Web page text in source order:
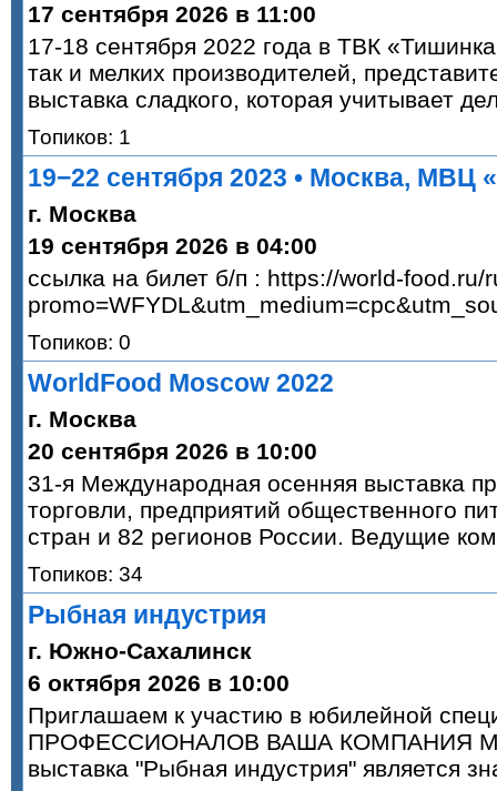
17 сентября 2026 в 11:00
17-18 сентября 2022 года в ТВК
так и мелких производителей,
выставка сладкого, которая учитывает
Топиков: 1
19−22 сентября 2023 • Москва, МВЦ
г. Москва
19 сентября 2026 в 04:00
ссылка на билет б/п : https://world-
Топиков: 0
WorldFood Moscow 2022
г. Москва
20 сентября 2026 в 10:00
31-я Международная осенняя выставка
торговли, предприятий общественного
стран и 82 регионов России. Ведущие
Топиков: 34
Рыбная индустрия
г. Южно-Сахалинск
6 октября 2026 в 10:00
Приглашаем к участию в юбилейной
ПРОФЕССИОНАЛОВ ВАША КОМПАНИЯ
выставка "Рыбная индустрия" является